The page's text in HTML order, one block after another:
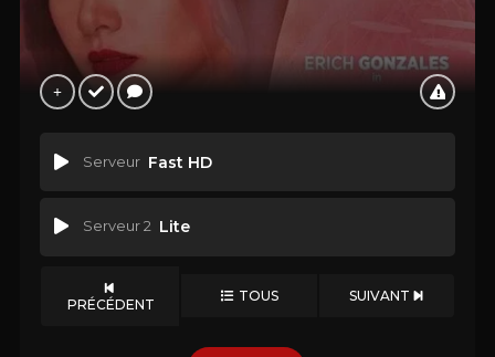
Serveur Fast HD
Serveur 2 Lite
PRÉCÉDENT TOUS SUIVANT